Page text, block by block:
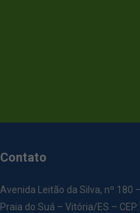
Contato
Avenida Leitão da Silva, nº 180
Praia do Suá – Vitória/ES –